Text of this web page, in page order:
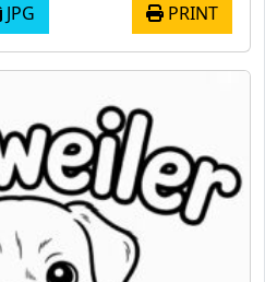
JPG PRINT